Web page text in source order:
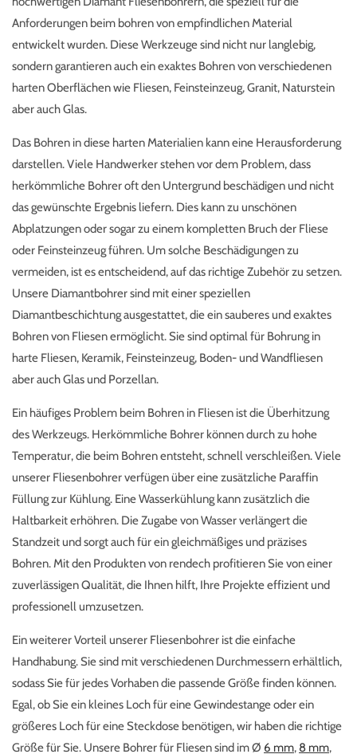
Anforderungen beim bohren von empfindlichen Material
entwickelt wurden. Diese Werkzeuge sind nicht nur langlebig,
sondern garantieren auch ein exaktes Bohren von verschiedenen
harten Oberflächen wie Fliesen, Feinsteinzeug, Granit, Naturstein
aber auch Glas.
Das Bohren in diese harten Materialien kann eine Herausforderung
darstellen. Viele Handwerker stehen vor dem Problem, dass
herkömmliche Bohrer oft den Untergrund beschädigen und nicht
das gewünschte Ergebnis liefern. Dies kann zu unschönen
Abplatzungen oder sogar zu einem kompletten Bruch der Fliese
oder Feinsteinzeug führen. Um solche Beschädigungen zu
vermeiden, ist es entscheidend, auf das richtige Zubehör zu setzen.
Unsere Diamantbohrer sind mit einer speziellen
Diamantbeschichtung ausgestattet, die ein sauberes und exaktes
Bohren von Fliesen ermöglicht. Sie sind optimal für Bohrung in
harte Fliesen, Keramik, Feinsteinzeug, Boden- und Wandfliesen
aber auch Glas und Porzellan.
Ein häufiges Problem beim Bohren in Fliesen ist die Überhitzung
des Werkzeugs. Herkömmliche Bohrer können durch zu hohe
Temperatur, die beim Bohren entsteht, schnell verschleißen. Viele
unserer Fliesenbohrer verfügen über eine zusätzliche Paraffin
Füllung zur Kühlung. Eine Wasserkühlung kann zusätzlich die
Haltbarkeit erhöhren. Die Zugabe von Wasser verlängert die
Standzeit und sorgt auch für ein gleichmäßiges und präzises
Bohren. Mit den Produkten von rendech profitieren Sie von einer
zuverlässigen Qualität, die Ihnen hilft, Ihre Projekte effizient und
professionell umzusetzen.
Ein weiterer Vorteil unserer Fliesenbohrer ist die einfache
Handhabung. Sie sind mit verschiedenen Durchmessern erhältlich,
sodass Sie für jedes Vorhaben die passende Größe finden können.
Egal, ob Sie ein kleines Loch für eine Gewindestange oder ein
größeres Loch für eine Steckdose benötigen, wir haben die richtige
Größe für Sie. Unsere Bohrer für Fliesen sind im Ø 6 mm, 8 mm,